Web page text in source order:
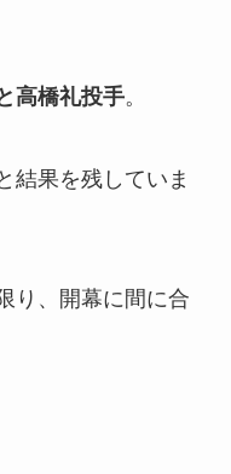
高橋礼投手。
結果を残していま
り、開幕に間に合